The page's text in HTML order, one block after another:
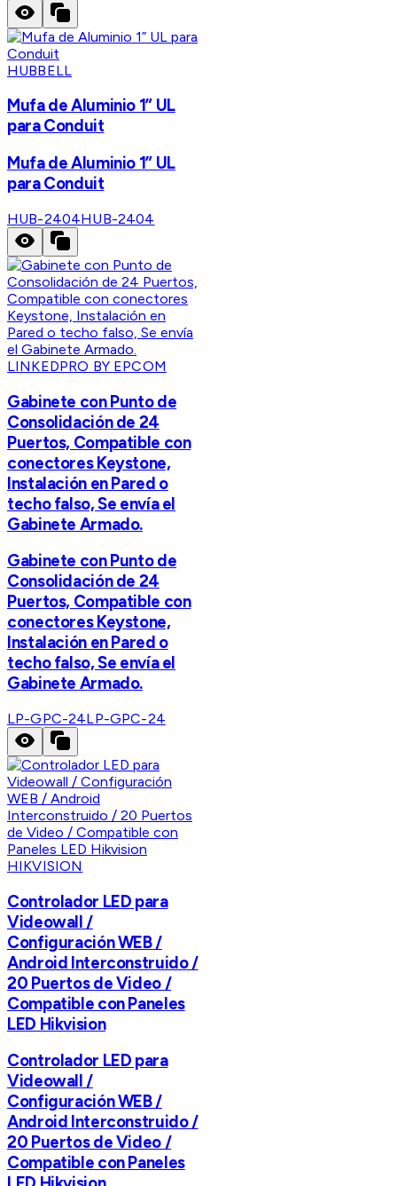
HUBBELL
Mufa de Aluminio 1” UL
para Conduit
Mufa de Aluminio 1” UL
para Conduit
HUB-2404HUB-2404
LINKEDPRO BY EPCOM
Gabinete con Punto de
Consolidación de 24
Puertos, Compatible con
conectores Keystone,
Instalación en Pared o
techo falso, Se envía el
Gabinete Armado.
Gabinete con Punto de
Consolidación de 24
Puertos, Compatible con
conectores Keystone,
Instalación en Pared o
techo falso, Se envía el
Gabinete Armado.
LP-GPC-24LP-GPC-24
HIKVISION
Controlador LED para
Videowall /
Configuración WEB /
Android Interconstruido /
20 Puertos de Video /
Compatible con Paneles
LED Hikvision
Controlador LED para
Videowall /
Configuración WEB /
Android Interconstruido /
20 Puertos de Video /
Compatible con Paneles